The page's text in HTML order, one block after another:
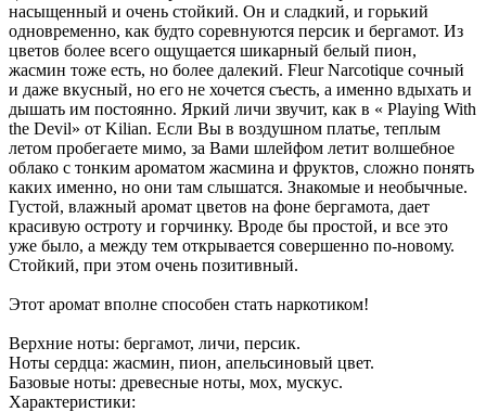
насыщенный и очень стойкий. Он и сладкий, и горький
одновременно, как будто соревнуются персик и бергамот. Из
цветов более всего ощущается шикарный белый пион,
жасмин тоже есть, но более далекий. Fleur Narcotique сочный
и даже вкусный, но его не хочется съесть, а именно вдыхать и
дышать им постоянно. Яркий личи звучит, как в « Playing With
the Devil» от Kilian. Если Вы в воздушном платье, теплым
летом пробегаете мимо, за Вами шлейфом летит волшебное
облако с тонким ароматом жасмина и фруктов, сложно понять
каких именно, но они там слышатся. Знакомые и необычные.
Густой, влажный аромат цветов на фоне бергамота, дает
красивую остроту и горчинку. Вроде бы простой, и все это
уже было, а между тем открывается совершенно по-новому.
Стойкий, при этом очень позитивный.
Этот аромат вполне способен стать наркотиком!
Верхние ноты: бергамот, личи, персик.
Ноты сердца: жасмин, пион, апельсиновый цвет.
Базовые ноты: древесные ноты, мох, мускус.
Характеристики: